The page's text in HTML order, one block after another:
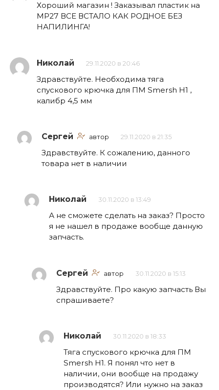
Хороший магазин ! Заказывал пластик на
МР27 ВСЕ ВСТАЛО КАК РОДНОЕ БЕЗ
НАПИЛИНГА!
Николай 29.11.2020 в 20:46
Здравствуйте. Необходима тяга
спускового крючка для ПМ Smersh H1 ,
калибр 4,5 мм
Сергей автор 29.11.2020 в 21:35
Здравствуйте. К сожалению, данного
товара нет в наличии
Николай 30.11.2020 в 13:49
А не сможете сделать на заказ? Просто
я не нашел в продаже вообще данную
запчасть.
Сергей автор 30.11.2020 в 15:13
Здравствуйте. Про какую запчасть Вы
спрашиваете?
Николай 30.11.2020 в 18:33
Тяга спускового крючка для ПМ
Smersh H1. Я понял что нет в
наличии, они вообще на продажу
производятся? Или нужно на заказ